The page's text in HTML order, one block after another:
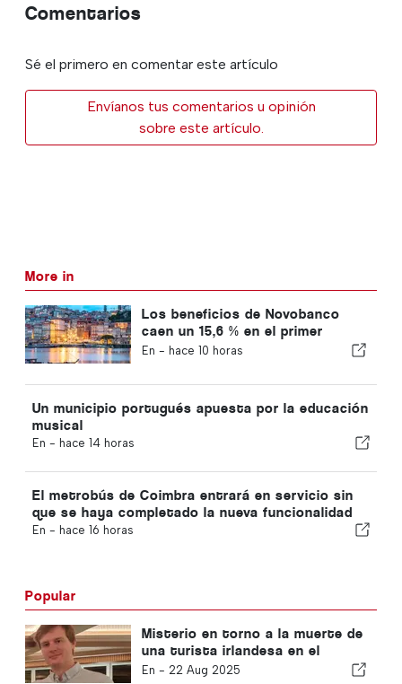
Comentarios
Sé el primero en comentar este artículo
Envíanos tus comentarios u opinión
sobre este artículo.
More in
Los beneficios de Novobanco
caen un 15,6 % en el primer
semestre
En - hace 10 horas
Un municipio portugués apuesta por la educación
musical
En - hace 14 horas
El metrobús de Coimbra entrará en servicio sin
que se haya completado la nueva funcionalidad
En - hace 16 horas
Popular
Misterio en torno a la muerte de
una turista irlandesa en el
Algarve
En - 22 Aug 2025